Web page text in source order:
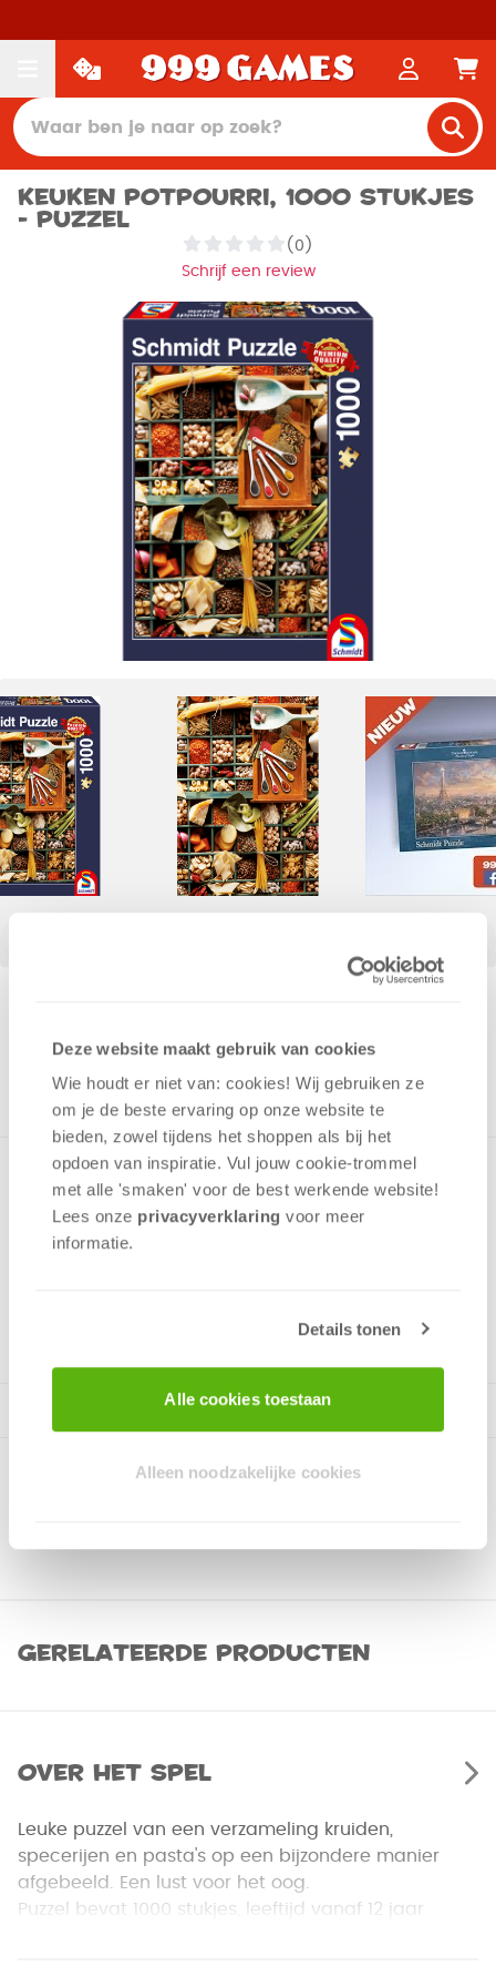
Deze website maakt gebruik van cookies
Wie houdt er niet van: cookies! Wij gebruiken ze
om je de beste ervaring op onze website te
bieden, zowel tijdens het shoppen als bij het
opdoen van inspiratie. Vul jouw cookie-trommel
met alle 'smaken' voor de best werkende website​!
Lees onze privacyverklaring voor meer
informatie.
Details tonen
Alle cookies toestaan
Alleen noodzakelijke cookies
Keuken Potpourri, 1000 stukjes
- Puzzel
(0)
Schrijf een review
OP VOORRAAD
in winkelmand
Leuke puzzel van een verzameling kruiden, specerijen en
pasta's op een bijzondere manier afgebeeld. Puzzel bevat
1000 stukjes, leeftijd vanaf 12 jaar.
Gerelateerde producten
Over het spel
Leuke puzzel van een verzameling kruiden,
specerijen en pasta's op een bijzondere manier
afgebeeld. Een lust voor het oog.
Puzzel bevat 1000 stukjes, leeftijd vanaf 12 jaar